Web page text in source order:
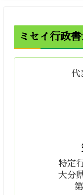
ミセイ行政
特定
大分